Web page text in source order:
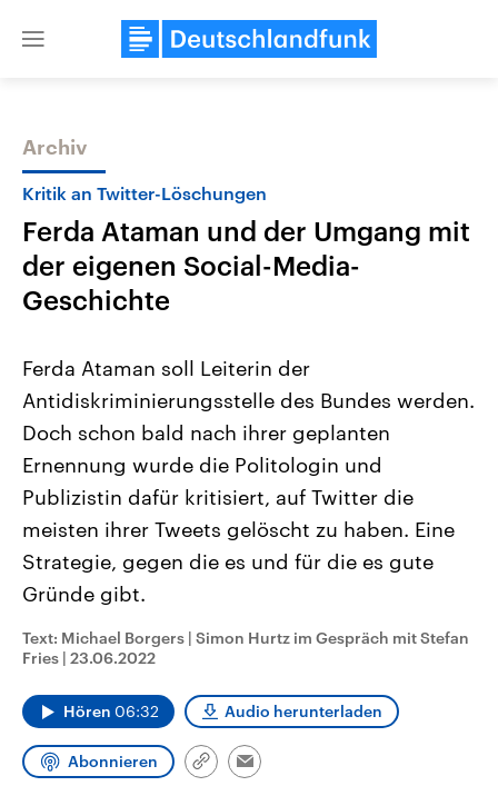
Close
Themen
2026
Alle Informationen
Sachsen-Anhalt wählt am 6.
September 2026 einen neuen
Landtag. Seit 2021 wird das
Bundesland von einer Koalition aus
Umfragen, Prognosen,
und Hintergründe zu den Parteien
und Kandidaten der anstehenden
Wahl.
Aktuelle Beiträge,
Hintergründe
Wirtschaftlich und
gehören die Vereinigten
den mächtigsten Ländern
mit großem Einfluss auf
Sendungen Programm Podcasts
Archiv
Kritik an Twitter-Löschungen
Ferda Ataman und der Umgang mit
der eigenen Social-Media-
Geschichte
Ferda Ataman soll Leiterin der
Antidiskriminierungsstelle des Bundes werden.
Doch schon bald nach ihrer geplanten
Ernennung wurde die Politologin und
Publizistin dafür kritisiert, auf Twitter die
meisten ihrer Tweets gelöscht zu haben. Eine
Strategie, gegen die es und für die es gute
Gründe gibt.
Text: Michael Borgers | Simon Hurtz im Gespräch mit Stefan
Fries | 23.06.2022
Hören 06:32 Audio herunterladen
Abonnieren
Link
Email